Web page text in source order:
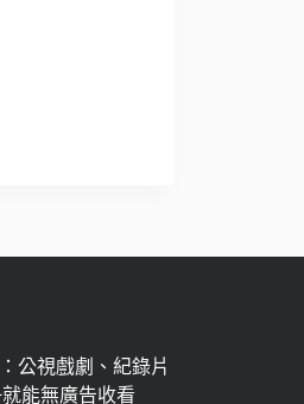
公視戲劇、紀錄片
能無廣告收看